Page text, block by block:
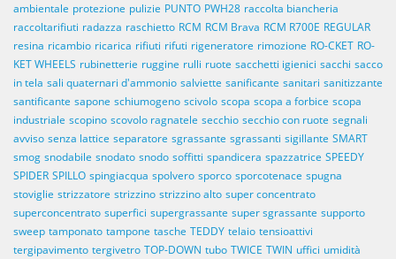
ambientale protezione pulizie PUNTO PWH28 raccolta biancheria
raccoltarifiuti radazza raschietto RCM RCM Brava RCM R700E REGULAR
resina ricambio ricarica rifiuti rifuti rigeneratore rimozione RO-CKET RO-
KET WHEELS rubinetterie ruggine rulli ruote sacchetti igienici sacchi sacco
in tela sali quaternari d'ammonio salviette sanificante sanitari sanitizzante
santificante sapone schiumogeno scivolo scopa scopa a forbice scopa
industriale scopino scovolo ragnatele secchio secchio con ruote segnali
avviso senza lattice separatore sgrassante sgrassanti sigillante SMART
smog snodabile snodato snodo soffitti spandicera spazzatrice SPEEDY
SPIDER SPILLO spingiacqua spolvero sporco sporcotenace spugna
stoviglie strizzatore strizzino strizzino alto super concentrato
superconcentrato superfici supergrassante super sgrassante supporto
sweep tamponato tampone tasche TEDDY telaio tensioattivi
tergipavimento tergivetro TOP-DOWN tubo TWICE TWIN uffici umidità